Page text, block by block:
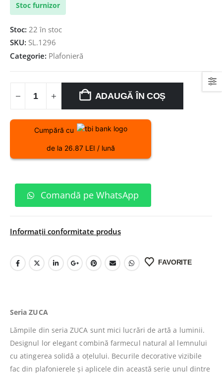
Stoc furnizor
Stoc: 22 în stoc
SKU: SL.1296
Categorie: Plafonieră
ADAUGĂ ÎN COȘ
Cumpără cu
de la 26.87 LEI / lună
Comandă pe WhatsApp
Informații conformitate produs
FAVORITE
Seria ZUCA
Lămpile din seria ZUCA sunt mici lucrări de artă a luminii.
Designul lor elegant combină farmecul natural al lemnului
cu atingerea solidă a oțelului. Becurile decorative vizibile
fac din plafonierele și aplicele din această serie unul dintre